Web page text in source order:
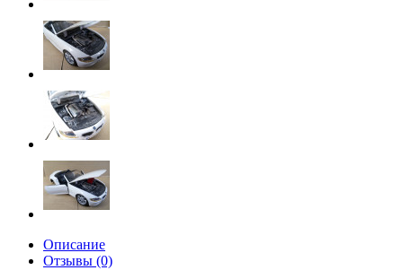
Описание
Отзывы (0)